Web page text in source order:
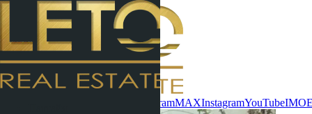
TelegramMAXInstagramYouTubeIMO